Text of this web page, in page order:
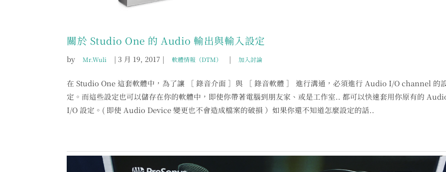
關於 Studio One 的 Audio 輸出與輸入設定
by Mr.Wuli | 3 月 19, 2017 | 軟體情報（DTM） | 加入討論
在 Studio One 這套軟體中，為了讓 ［ 錄音介面 ］與 ［ 錄音軟體 ］ 進行溝通，必須進行 Audio I/O channel 的
定。而這些設定也可以儲存在你的軟體中，即使你帶著電腦到朋友家、或是工作室.. 都可以快速套用你原有的
I/O 設定。( 即使 Audio Device 變更也不會造成檔案的破損 ）如果你還不知道怎麼設定的話..